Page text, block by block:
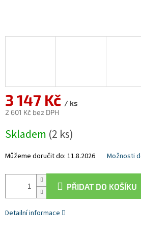
3 147 Kč / ks
2 601 Kč bez DPH
cena:
Skladem (2 ks)
Můžeme doručit do: 11.8.2026 Možnosti
PŘIDAT DO KOŠÍKU
Detailní informace